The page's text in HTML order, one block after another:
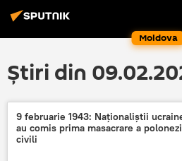
Moldova
Știri din
9 februarie 1943: Naționaliștii
au comis prima masacrare a
civili